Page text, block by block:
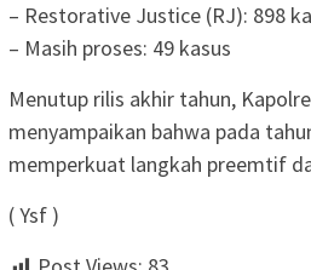
– Restorative Justice (RJ): 898
– Masih proses: 49 kasus
Menutup rilis akhir tahun,
menyampaikan bahwa pada
memperkuat langkah preemtif
( Ysf )